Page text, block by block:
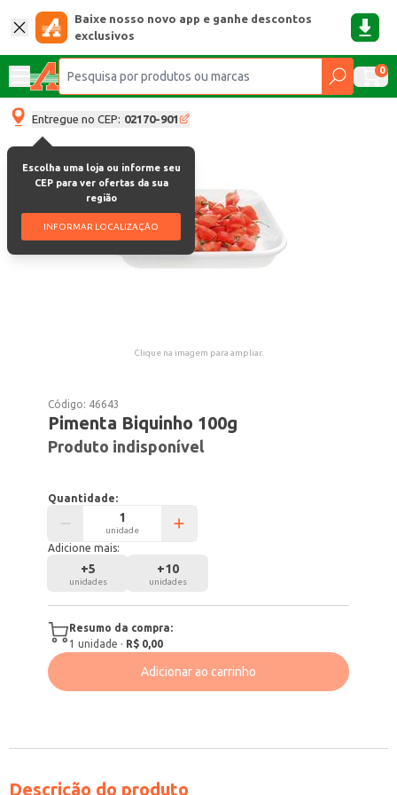
Baixe nosso novo app e ganhe descontos
exclusivos
0
Entregue no CEP: 02170-901
Escolha uma loja ou informe seu
CEP para ver ofertas da sua
região
INFORMAR LOCALIZAÇÃO
Clique na imagem para ampliar.
Código: 46643
Pimenta Biquinho 100g
Produto indisponível
Quantidade:
unidade
Adicione mais:
+5
unidades
+10
unidades
Resumo da compra:
1 unidade · R$ 0,00
Adicionar ao carrinho
Descrição do produto